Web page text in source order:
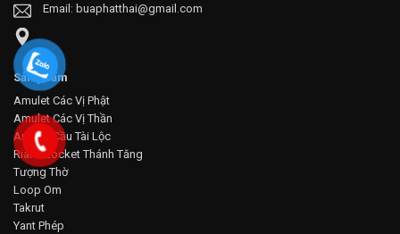
Email: buaphatthai@gmail.com
Sản phẩm
Amulet Các Vị Phật
Amulet Các Vị Thần
Amulet Cầu Tài Lộc
Rian - Locket Thánh Tăng
Tượng Thờ
Loop Om
Takrut
Yant Phép